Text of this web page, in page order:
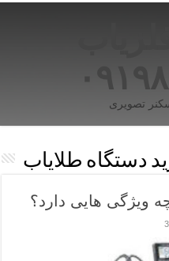
تصویری
دستگاه طلایاب
ویژگی هایی دارد؟